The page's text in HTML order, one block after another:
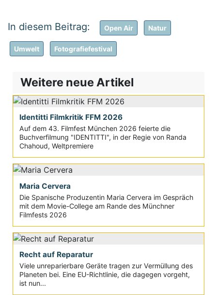
Open Air Natur
Umwelt Fotografiefestival
Weitere neue Artikel
Identitti Filmkritik FFM 2026
Auf dem 43. Filmfest München 2026 feierte die
Buchverfilmung "IDENTITTI", in der Regie von Randa
Chahoud, Weltpremiere
Maria Cervera
Die Spanische Produzentin Maria Cervera im Gespräch
mit dem Movie-College am Rande des Münchner
Filmfests 2026
Recht auf Reparatur
Viele unreparierbare Geräte tragen zur Vermüllung des
Planeten bei. Eine EU-Richtlinie, die dagegen vorgeht,
ist nun...